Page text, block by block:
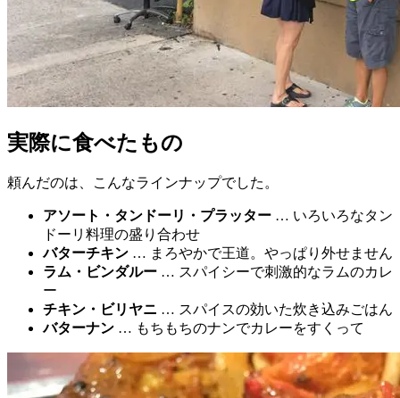
実際に食べたもの
頼んだのは、こんなラインナップでした。
アソート・タンドーリ・プラッター … いろいろなタン
ドーリ料理の盛り合わせ
バターチキン … まろやかで王道。やっぱり外せません
ラム・ビンダルー … スパイシーで刺激的なラムのカレ
ー
チキン・ビリヤニ … スパイスの効いた炊き込みごはん
バターナン … もちもちのナンでカレーをすくって